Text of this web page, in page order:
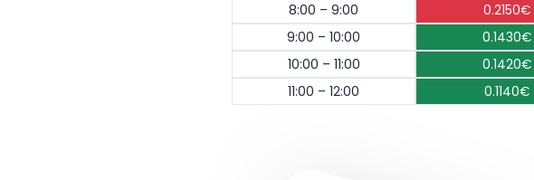
8:00 – 9:00
0.2150€
9:00 – 10:00
0.1430€
10:00 – 11:00
0.1420€
11:00 – 12:00
0.1140€